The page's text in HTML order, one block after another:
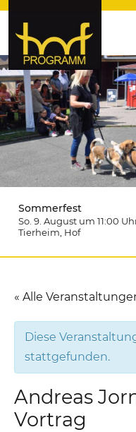
hof-programm
Hochfranken
Sommerfest
So. 9. August um 11:00
Tierheim , Hof
« Alle
Diese
stattgefunden.
Andreas
Vortrag